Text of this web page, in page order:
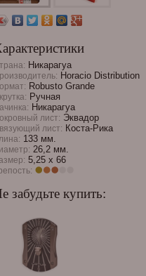
Никарагуа
Horacio Distribution
Robusto Grande
Ручная
Никарагуа
лист: Эквадор
лист: Коста-Рика
133 мм.
26,2 мм.
5,25 x 66
забудьте купить: